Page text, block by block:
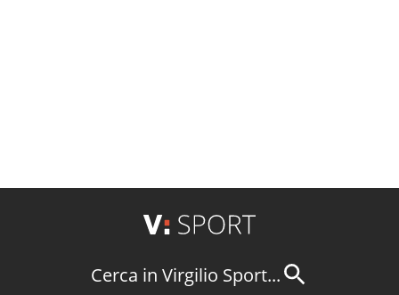
Cerca in Virgilio Sport...